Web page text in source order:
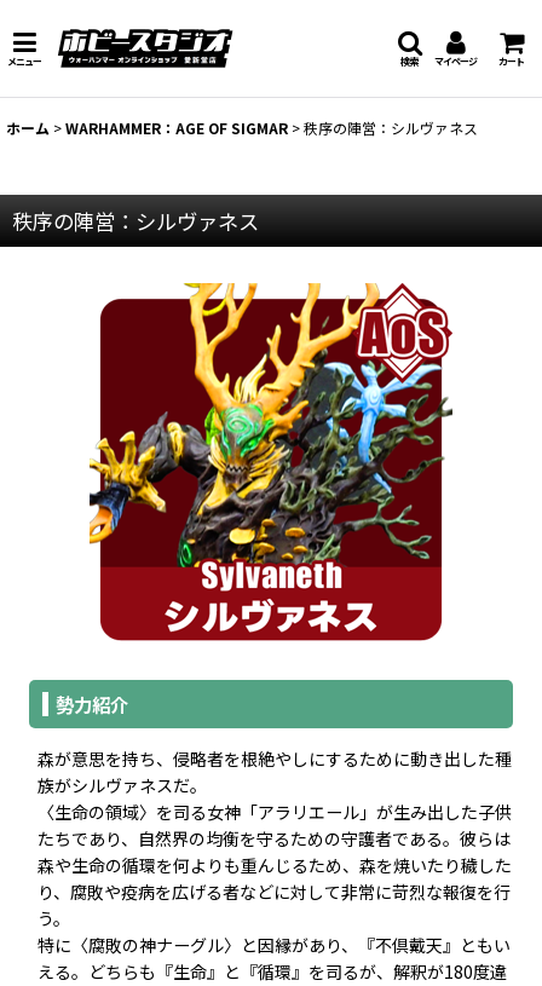
メニュー マイページ カート
検索
ホーム >WARHAMMER：AGE OF SIGMAR >秩序の陣営：シルヴァネス
秩序の陣営：シルヴァネス
勢力紹介
森が意思を持ち、侵略者を根絶やしにするために動き出した種
族がシルヴァネスだ。
〈生命の領域〉を司る女神「アラリエール」が生み出した子供
たちであり、自然界の均衡を守るための守護者である。彼らは
森や生命の循環を何よりも重んじるため、森を焼いたり穢した
り、腐敗や疫病を広げる者などに対して非常に苛烈な報復を行
う。
特に〈腐敗の神ナーグル〉と因縁があり、『不倶戴天』ともい
える。どちらも『生命』と『循環』を司るが、解釈が180度違